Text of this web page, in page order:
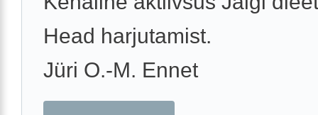
Head harjutamist.
Jüri O.-M. Ennet